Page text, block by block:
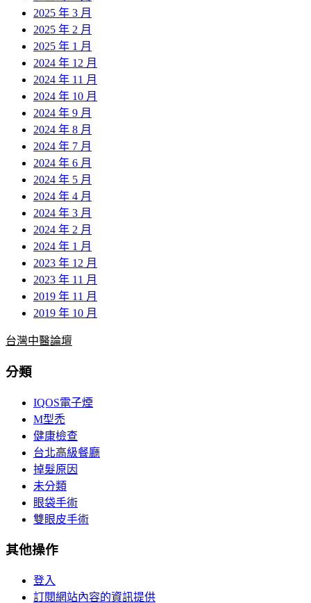
2025 年 3 月
2025 年 2 月
2025 年 1 月
2024 年 12 月
2024 年 11 月
2024 年 10 月
2024 年 9 月
2024 年 8 月
2024 年 7 月
2024 年 6 月
2024 年 5 月
2024 年 4 月
2024 年 3 月
2024 年 2 月
2024 年 1 月
2023 年 12 月
2023 年 11 月
2019 年 11 月
2019 年 10 月
台灣中醫論壇
分類
IQOS電子煙
M型禿
健康檢查
台北高級餐廳
掉髮原因
未分類
眼袋手術
雙眼皮手術
其他操作
登入
訂閱網站內容的資訊提供